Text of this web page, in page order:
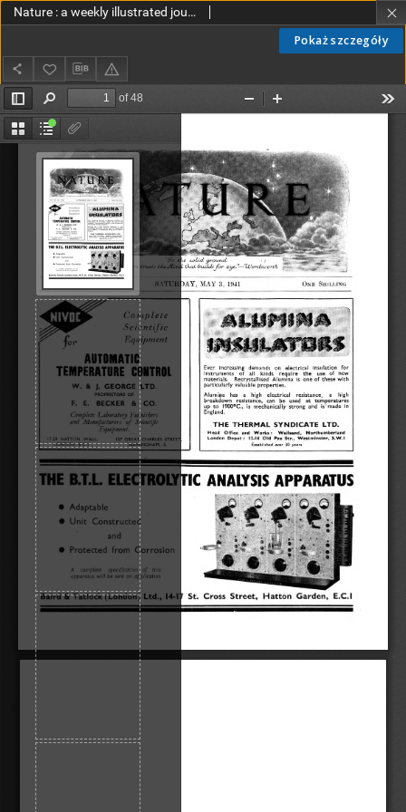
Pokaż szczegóły
Nature : a weekly illustrated journal of science vol. 147 no. 3731 (1941)